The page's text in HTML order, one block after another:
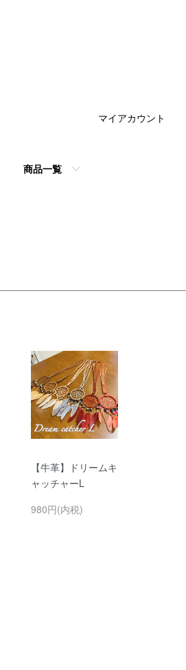
商品一覧
マイアカウント
【牛革】ドリームキ
ャッチャーL
980円(内税)